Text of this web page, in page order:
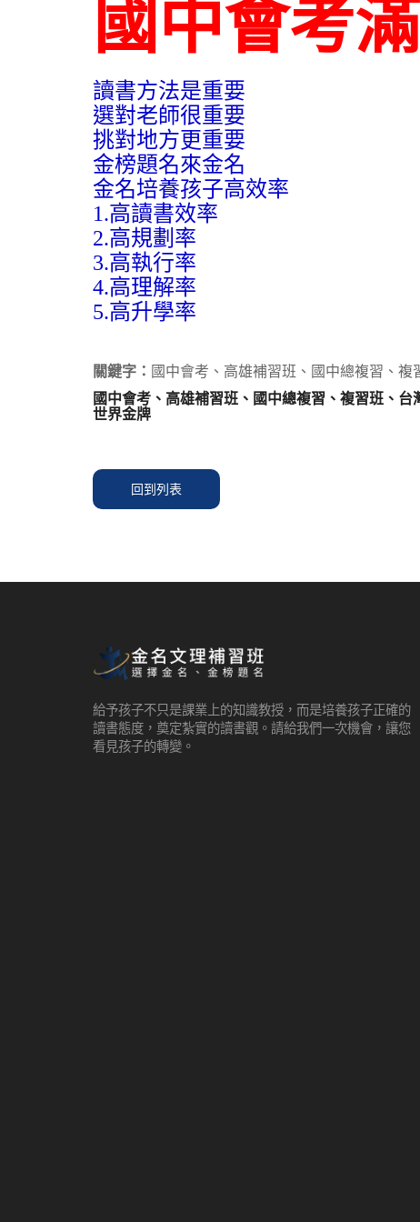
國中會考
讀書方法是重要
選對老師很重要
挑對地方更重要
金榜題名來金名
金名培養孩子高效率
1.高讀書效率
2.高規劃率
3.高執行率
4.高理解率
5.高升學率
關鍵字： 國中會考、高雄補習班、國中總複習、
國中會考、高雄補習班、國中總複習、複習班、
世界金牌
回到列表
給予孩子不只是課業上的知識教授，而是培養孩子正確的
讀書態度，奠定紮實的讀書觀。請給我們一次機會，讓您
看見孩子的轉變。